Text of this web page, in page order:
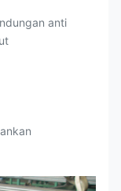
anti